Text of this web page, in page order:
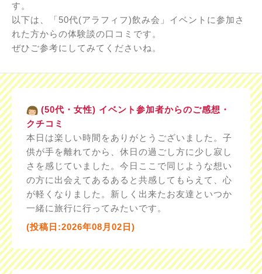
す。
以下は、「50代(アラフィフ)飲み会」イベントに参加さ
れた方からの体験談の口コミです。
ぜひご参考にしてみてくださいね。
(50代・女性) イベント参加者からのご感想・
クチコミ
本日は楽しい時間をありがとうございました。子
供が手を離れてから、休日の過ごし方に少し寂し
さを感じていました。今日ここで同じような想い
の方に出会えてあるあると共感してもらえて、心
が軽くなりました。新しく出来たお友達といつか
一緒に旅行に行ってみたいです。
(投稿日:2026年08月02日)